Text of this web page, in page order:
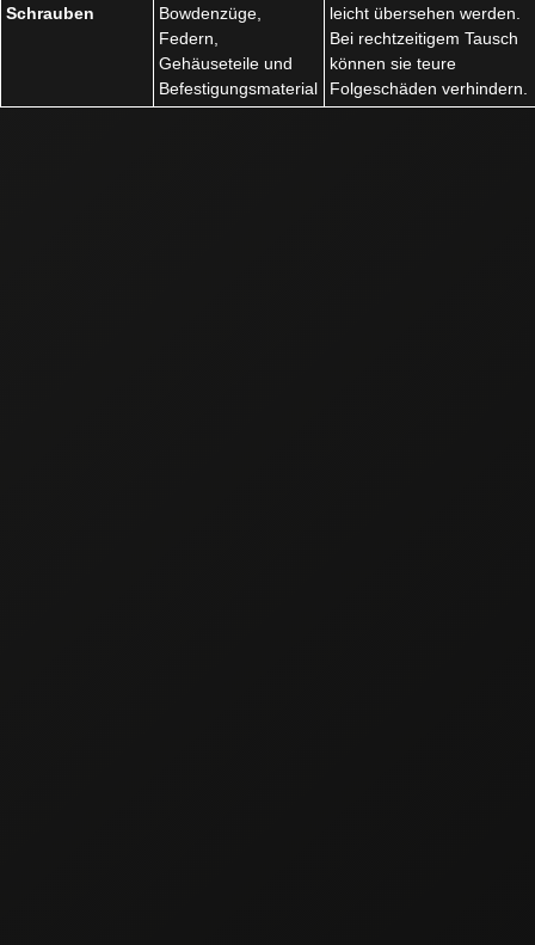
Schrauben
Bowdenzüge,
Federn,
Gehäuseteile und
Befestigungsmaterial
leicht übersehen werden.
Bei rechtzeitigem Tausch
können sie teure
Folgeschäden verhindern.